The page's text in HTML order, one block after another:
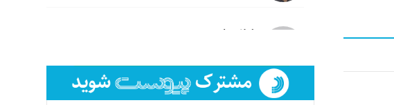
لیلا حنارود
فائزه فتحی رستمی